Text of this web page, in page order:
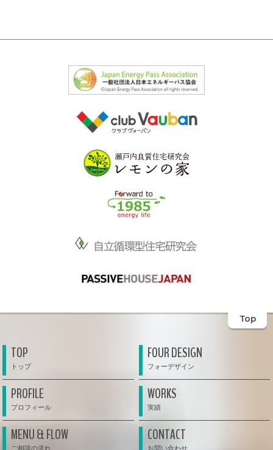
Top
TOP FOUR DESIGN
PROFILE WORKS
MENU & FLOW CONTACT